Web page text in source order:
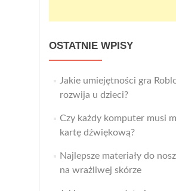
OSTATNIE WPISY
Jakie umiejętności gra
rozwija u dzieci?
Czy każdy komputer musi
kartę dźwiękową?
Najlepsze materiały do
na wrażliwej skórze